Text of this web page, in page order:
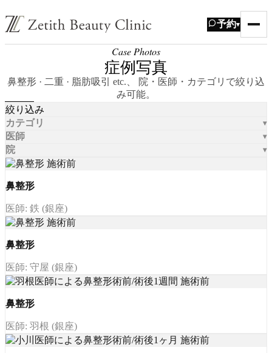
予約▾
Case Photos
症例写真
鼻整形 · 二重 · 脂肪吸引 etc.、 院・医師・カテゴリで絞り込
み可能。
絞り込み
カテゴリ
医師
院
鼻整形
医師: 鉄 (銀座)
鼻整形
医師: 守屋 (銀座)
鼻整形
医師: 羽根 (銀座)